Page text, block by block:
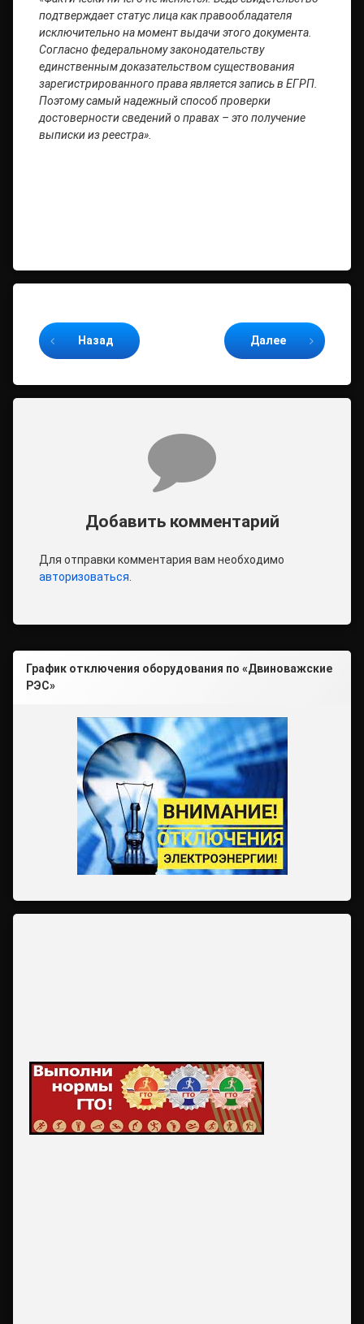
подтверждает статус лица как правообладателя
исключительно на момент выдачи этого документа.
Согласно федеральному законодательству
единственным доказательством существования
зарегистрированного права является запись в ЕГРП.
Поэтому самый надежный способ проверки
достоверности сведений о правах – это получение
выписки из реестра».
Назад Далее
Добавить комментарий
Для отправки комментария вам необходимо
авторизоваться
График отключения оборудования по «Двиноважские
РЭС»